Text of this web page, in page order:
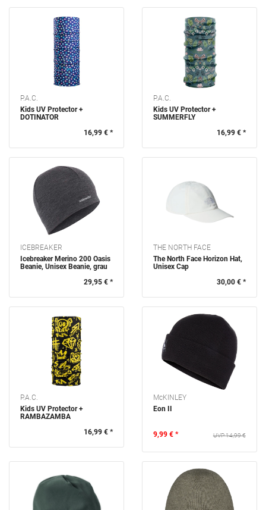
P.A.C.
Kids UV Protector +
DOTINATOR
16,99 € *
P.A.C.
Kids UV Protector +
SUMMERFLY
16,99 € *
ICEBREAKER
Icebreaker Merino 200 Oasis
Beanie, Unisex Beanie, grau
29,95 € *
THE NORTH FACE
The North Face Horizon Hat,
Unisex Cap
30,00 € *
P.A.C.
Kids UV Protector +
RAMBAZAMBA
16,99 € *
McKINLEY
Eon II
14,99 €
9,99 € *